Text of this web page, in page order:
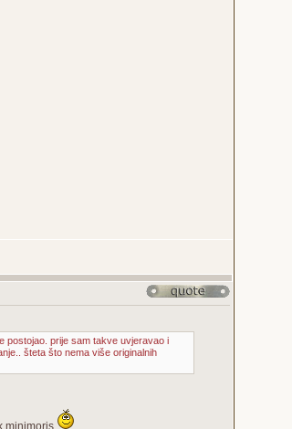
postojao. prije sam takve uvjeravao i
šteta što nema više originalnih
minimoris